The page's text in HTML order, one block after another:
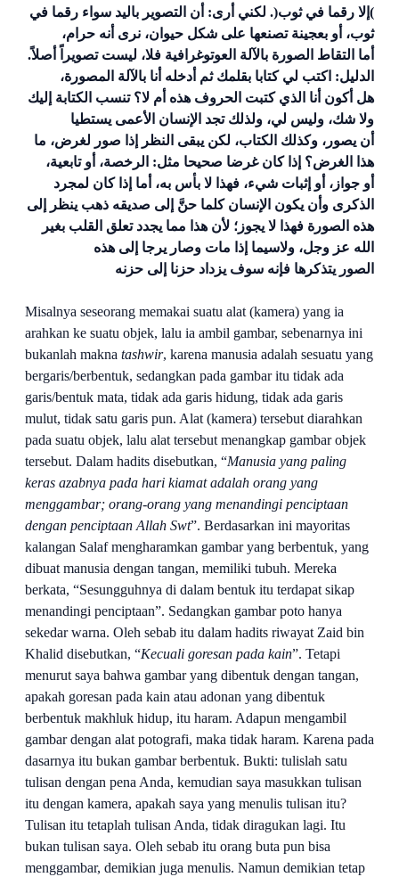
)إلا رقما في ثوب(. لكني أرى: أن التصوير باليد سواء رقما في
ثوب، أو بعجينة تصنعها على شكل حيوان، نرى أنه حرام،
أما التقاط الصورة بالآلة العوتوغرافية فلا، ليست تصويراً أصلاً.
الدليل: اكتب لي كتابا بقلمك ثم أدخله أنا بالآلة المصورة،
هل أكون أنا الذي كتبت الحروف هذه أم لا؟ تنسب الكتابة إليك
ولا شك، وليس لي، ولذلك تجد الإنسان الأعمى يستطيا
أن يصور، وكذلك الكتاب، لكن يبقى النظر إذا صور لغرض، ما
هذا الغرض؟ إذا كان غرضا صحيحا مثل: الرخصة، أو تابعية،
أو جواز، أو إثبات شيء، فهذا لا بأس به، أما إذا كان لمجرد
الذكرى وأن يكون الإنسان كلما حنَّ إلى صديقه ذهب ينظر إلى
هذه الصورة فهذا لا يجوز؛ لأن هذا مما يجدد تعلق القلب بغير
الله عز وجل، ولاسيما إذا مات وصار يرجا إلى هذه
الصور يتذكرها فإنه سوف يزداد حزنا إلى حزنه
Misalnya seseorang memakai suatu alat (kamera) yang ia
arahkan ke suatu objek, lalu ia ambil gambar, sebenarnya ini
bukanlah makna tashwir, karena manusia adalah sesuatu yang
bergaris/berbentuk, sedangkan pada gambar itu tidak ada
garis/bentuk mata, tidak ada garis hidung, tidak ada garis
mulut, tidak satu garis pun. Alat (kamera) tersebut diarahkan
pada suatu objek, lalu alat tersebut menangkap gambar objek
tersebut. Dalam hadits disebutkan, “Manusia yang paling
keras azabnya pada hari kiamat adalah orang yang
menggambar; orang-orang yang menandingi penciptaan
dengan penciptaan Allah Swt”. Berdasarkan ini mayoritas
kalangan Salaf mengharamkan gambar yang berbentuk, yang
dibuat manusia dengan tangan, memiliki tubuh. Mereka
berkata, “Sesungguhnya di dalam bentuk itu terdapat sikap
menandingi penciptaan”. Sedangkan gambar poto hanya
sekedar warna. Oleh sebab itu dalam hadits riwayat Zaid bin
Khalid disebutkan, “Kecuali goresan pada kain”. Tetapi
menurut saya bahwa gambaryang dibentuk dengan tangan,
apakah goresan pada kain atau adonan yang dibentuk
berbentuk makhluk hidup, itu haram. Adapun mengambil
gambar dengan alat potografi, maka tidak haram. Karena pada
dasarnya itu bukan gambar berbentuk. Bukti: tulislah satu
tulisan dengan pena Anda, kemudian saya masukkan tulisan
itu dengan kamera, apakah saya yang menulis tulisan itu?
Tulisan itu tetaplah tulisan Anda, tidak diragukan lagi. Itu
bukan tulisan saya. Oleh sebab itu orang buta pun bisa
menggambar, demikian juga menulis. Namun demikian tetap